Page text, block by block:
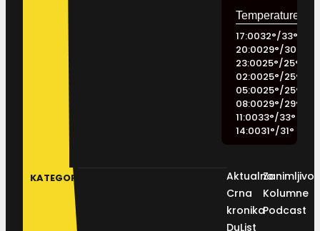
17:0032°/33°
20:0029°/30
23:0025°/25°
02:0025°/25°
05:0025°/25°
08:0029°/29°
11:0033°/33°
14:0031°/31°
KATEGORIJE
Aktualno
Crna
kronika
DuList
Kolumne
Podcast